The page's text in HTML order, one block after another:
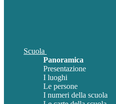
Scuola
Panoramica
Presentazione
I luoghi
Le persone
I numeri della scuola